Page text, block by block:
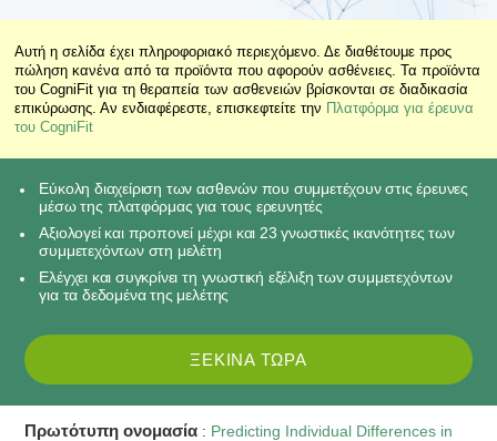
Αυτή η σελίδα έχει πληροφοριακό περιεχόμενο. Δε διαθέτουμε προς
πώληση κανένα από τα προϊόντα που αφορούν ασθένειες. Τα προϊόντα
του CogniFit για τη θεραπεία των ασθενειών βρίσκονται σε διαδικασία
επικύρωσης. Αν ενδιαφέρεστε, επισκεφτείτε την Πλατφόρμα για έρευνα
του CogniFit
Εύκολη διαχείριση των ασθενών που συμμετέχουν στις έρευνες
μέσω της πλατφόρμας για τους ερευνητές
Αξιολογεί και προπονεί μέχρι και 23 γνωστικές ικανότητες των
συμμετεχόντων στη μελέτη
Ελέγχει και συγκρίνει τη γνωστική εξέλιξη των συμμετεχόντων
για τα δεδομένα της μελέτης
ΞΕΚΊΝΑ ΤΏΡΑ
Πρωτότυπη ονομασία : Predicting Individual Differences in